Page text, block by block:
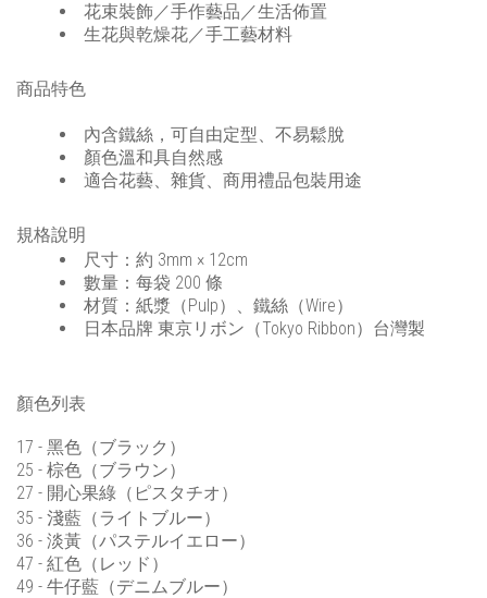
花束裝飾／手作藝品／生活佈置
生花與乾燥花／手工藝材料
商品特色
內含鐵絲，可自由定型、不易鬆脫
顏色溫和具自然感
適合花藝、雜貨、商用禮品包裝用途
規格說明
尺寸：約 3mm × 12cm
數量：每袋 200 條
材質：紙漿（Pulp）、鐵絲（Wire）
日本品牌 東京リボン（Tokyo Ribbon）台灣製
顏色列表
17 - 黑色（ブラック）
25 - 棕色（ブラウン）
27 - 開心果綠（ピスタチオ）
35 - 淺藍（ライトブルー）
36 - 淡黃（パステルイエロー）
47 - 紅色（ レッド ）
49 - 牛仔藍（デニムブルー）